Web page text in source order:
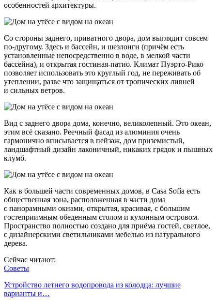
особенностей архитектуры.
Со стороны заднего, приватного двора, дом выглядит совсем
по-другому. Здесь и бассейн, и шезлонги (причём есть
установленные непосредственно в воде, в мелкой части
бассейна), и открытая гостиная-патио. Климат Пуэрто-Рико
позволяет использовать это круглый год, не переживать об
утеплении, разве что защищаться от тропических ливней
и сильных ветров.
Вид с заднего двора дома, конечно, великолепный. Это океан,
этим всё сказано. Реечный фасад из алюминия очень
гармонично вписывается в пейзаж, дом приземистый,
ландшафтный дизайн лаконичный, никаких грядок и пышных
клумб.
Как в большей части современных домов, в Casa Sofía есть
общественная зона, расположенная в части дома
с панорамными окнами, открытая, красивая, с большим
гостеприимным обеденным столом и кухонным островом.
Пространство полностью создано для приёма гостей, светлое,
с дизайнерскими светильниками мебелью из натурального
дерева.
Сейчас читают:
Советы
Устройство летнего водопровода из колодца: лучшие
варианты и…